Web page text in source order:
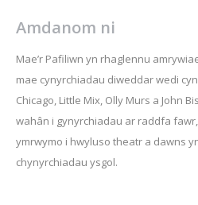
Amdanom ni
Mae’r Pafiliwn yn rhaglennu
mae cynyrchiadau diweddar wedi
Chicago, Little Mix, Olly Murs a John
wahân i gynyrchiadau ar raddfa
ymrwymo i hwyluso theatr a dawns
chynyrchiadau ysgol.